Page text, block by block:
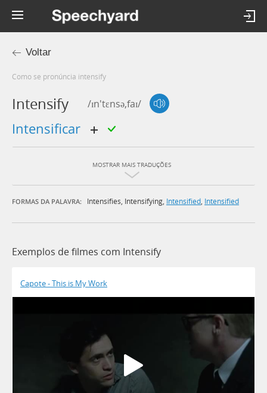
Voltar
Como se pronúncia intensify
Intensify /ɪn'tɛnsə,faɪ/
intensificar
MOSTRAR MAIS TRADUÇÕES
FORMAS DA PALAVRA: Intensifies, Intensifying, Intensified, Intensified
Exemplos de filmes com Intensify
Capote - This is My Work